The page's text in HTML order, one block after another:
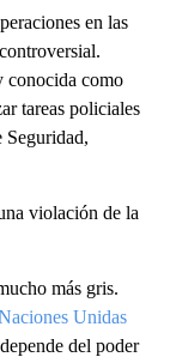
en las
conocida como
tareas policiales
Seguridad,
violación de la
más gris.
Unidas
del poder